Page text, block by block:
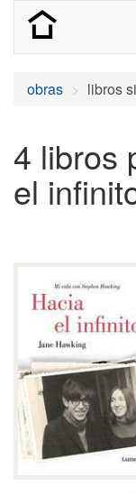
obras libros
4 libros
el